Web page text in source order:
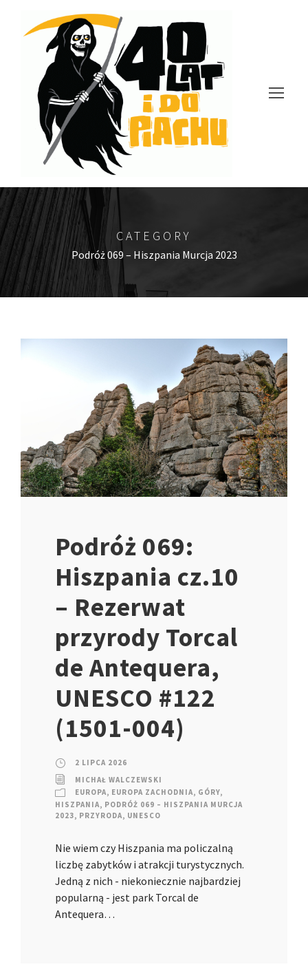
CATEGORY
Podróż 069 – Hiszpania Murcja 2023
Podróż 069:
Hiszpania cz.10
– Rezerwat
przyrody Torcal
de Antequera,
UNESCO #122
(1501-004)
2 LIPCA 2026
MICHAŁ WALCZEWSKI
EUROPA, EUROPA ZACHODNIA, GÓRY,
HISZPANIA, PODRÓŻ 069 – HISZPANIA MURCJA
2023, PRZYRODA, UNESCO
Nie wiem czy Hiszpania ma policzalną
liczbę zabytków i atrakcji turystycznych.
Jedną z nich - niekoniecznie najbardziej
popularną - jest park Torcal de
Antequera…